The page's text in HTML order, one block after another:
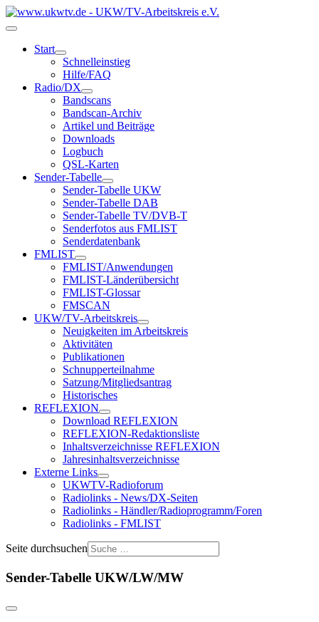
Start
Schnelleinstieg
Hilfe/FAQ
Radio/DX
Bandscans
Bandscan-Archiv
Artikel und Beiträge
Downloads
Logbuch
QSL-Karten
Sender-Tabelle
Sender-Tabelle UKW
Sender-Tabelle DAB
Sender-Tabelle TV/DVB-T
Senderfotos aus FMLIST
Senderdatenbank
FMLIST
FMLIST/Anwendungen
FMLIST-Länderübersicht
FMLIST-Glossar
FMSCAN
UKW/TV-Arbeitskreis
Neuigkeiten im Arbeitskreis
Aktivitäten
Publikationen
Schnupperteilnahme
Satzung/Mitgliedsantrag
Historisches
REFLEXION
Download REFLEXION
REFLEXION-Redaktionsliste
Inhaltsverzeichnisse REFLEXION
Jahresinhaltsverzeichnisse
Externe Links
UKWTV-Radioforum
Radiolinks - News/DX-Seiten
Radiolinks - Händler/Radioprogramm/Foren
Radiolinks - FMLIST
Seite durchsuchen
Sender-Tabelle UKW/LW/MW